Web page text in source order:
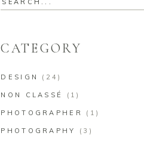
CATEGORY
DESIGN (24)
NON CLASSÉ (1)
PHOTOGRAPHER (1)
PHOTOGRAPHY (3)